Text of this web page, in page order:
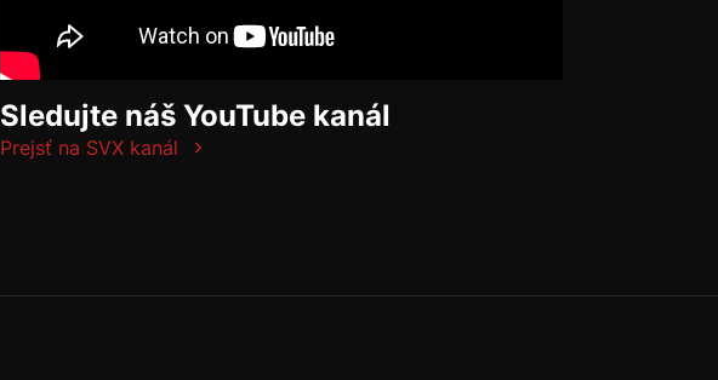
Sledujte náš YouTube kanál
Prejsť na SVX kanál